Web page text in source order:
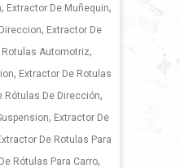
, Extractor De Muñequin,
, Extractor De
Rotulas Automotriz,
, Extractor De Rotulas
Rótulas De Dirección,
, Extractor De
De Rotulas Para
Rótulas Para Carro,